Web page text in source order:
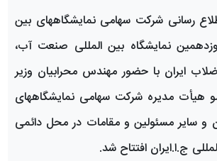
رسانی شرکت سهامی نمایشگاههای بین
نمایشگاه بین المللی صنعت آب،
ایران با حضور مهندس محرابیان وزیر
هیأت مدیره شرکت سهامی نمایشگاههای
و سایر مسئولین و مقامات در محل دائمی
ج.ا.ایران افتتاح شد.